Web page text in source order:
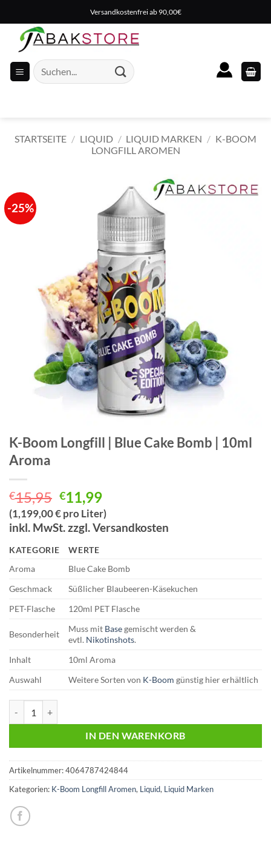
Inhalt
springen
Versandkostenfrei ab 90,00€
Suche
nach:
STARTSEITE / LIQUID / LIQUID MARKEN / K-BOOM
LONGFILL AROMEN
-25%
K-Boom Longfill | Blue Cake Bomb | 10ml
Aroma
€15,95 Ursprünglicher
Preis
war:
€11,99Aktueller
Preis
ist:
(1,199,00 € pro Liter)
inkl. MwSt. zzgl. Versandkosten
KATEGORIE
WERTE
Aroma
Blue Cake Bomb
Geschmack
Süßlicher Blaubeeren-Käsekuchen
PET-Flasche
120ml PET Flasche
Besonderheit
Muss mit Basegemischt werden &
evtl. Nikotinshots.
Inhalt
10ml Aroma
Auswahl
Weitere Sorten von K-Boom günstig hier erhältlich
IN DEN WARENKORB
Artikelnummer:4064787424844
Kategorien: K-Boom Longfill Aromen, Liquid, Liquid Marken